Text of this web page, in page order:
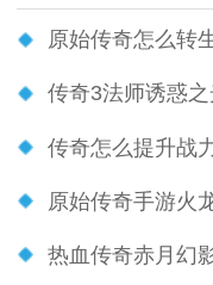
原始传奇怎么转
传奇3法师诱惑
传奇怎么提升战
原始传奇手游火
热血传奇赤月幻